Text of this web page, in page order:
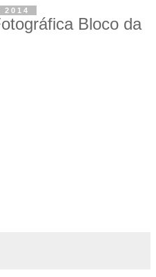
Bloco da